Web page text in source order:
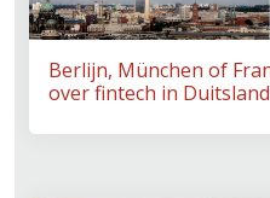
Berlijn, München of
over fintech in